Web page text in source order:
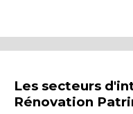
Les secteurs
Rénovation